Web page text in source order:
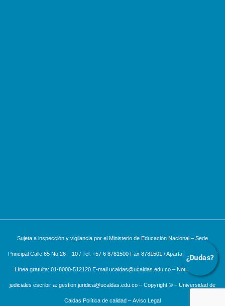
¿Dudas?
Sujeta a inspección y vigilancia por el Ministerio de Educación Nacional – Sede
Principal Calle 65 No 26 – 10 / Tel. +57 6 8781500 Fax 8781501 / Apartado aéreo 275 /
Línea gratuita: 01-8000-512120 E-mail ucaldas@ucaldas.edu.co – Notificaciones
judiciales escribir a: gestion.juridica@ucaldas.edu.co – Copyright © – Universidad de
Caldas Política de calidad – Aviso Legal